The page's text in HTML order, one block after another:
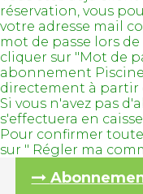
réservation, vous
votre adresse mail
mot de passe lors
cliquer sur "Mot de
abonnement
directement à partir
Si vous n'avez pas
s'effectuera en
Pour confirmer
sur " Régler ma